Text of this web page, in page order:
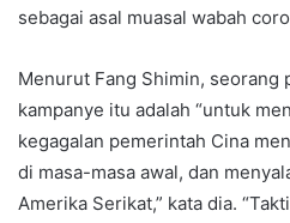
sebagai asal muasal wabah
Menurut Fang Shimin, seorang
kampanye itu adalah “untuk
kegagalan pemerintah Cina
di masa-masa awal, dan
Amerika Serikat,” kata dia.